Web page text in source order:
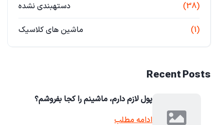
دستهبندی نشده (38)
ماشین های کلاسیک (1)
Recent Posts
پول لازم دارم، ماشینم را کجا بفروشم؟
ادامه مطلب